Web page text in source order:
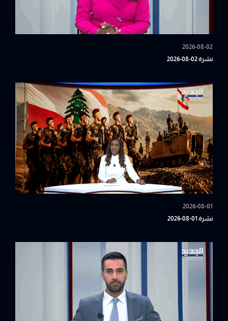
2026-08-02
نشرة 02-08-2026
2026-08-01
نشرة 01-08-2026